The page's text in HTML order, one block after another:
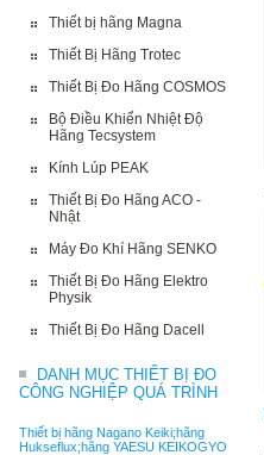
Thiết bị hãng Magna
Thiết Bị Hãng Trotec
Thiết Bị Đo Hãng COSMOS
Bộ Điều Khiển Nhiệt Độ
Hãng Tecsystem
Kính Lúp PEAK
Thiết Bị Đo Hãng ACO -
Nhật
Máy Đo Khí Hãng SENKO
Thiết Bị Đo Hãng Elektro
Physik
Thiết Bị Đo Hãng Dacell
DANH MỤC THIẾT BỊ ĐO
CÔNG NGHIỆP QUÁ TRÌNH
Thiết bị hãng Nagano Keiki;hãng
Hukseflux;hãng YAESU KEIKOGYO